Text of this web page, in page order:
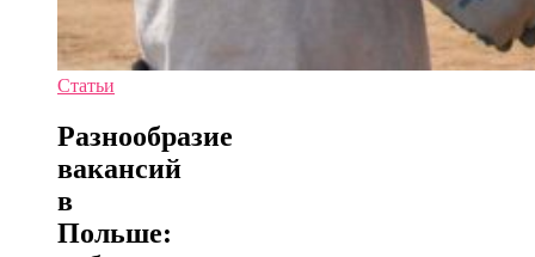
Статьи
Разнообразие
вакансий
в
Польше: